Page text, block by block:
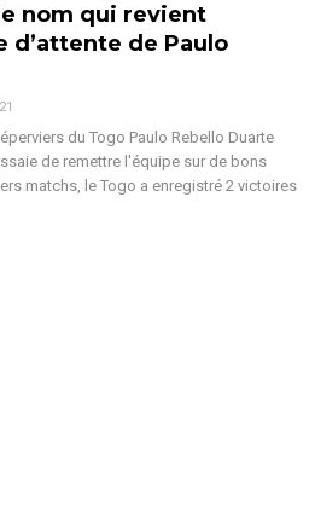
nom qui revient
d’attente de Paulo
du Togo Paulo Rebello Duarte
de remettre l'équipe sur de bons
matchs, le Togo a enregistré 2 victoires